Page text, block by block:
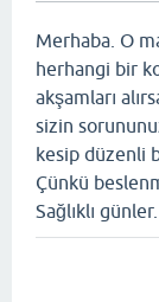
Merhaba. O
herhangi bir
akşamları
sizin
kesip düzenli
Çünkü
Sağlıklı günler.